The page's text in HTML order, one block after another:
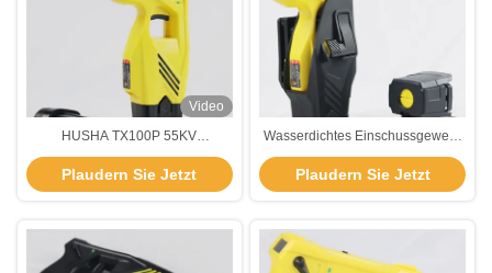
Video
HUSHA TX100P 55KV
Ausgangsspannung IP57
Wasserdichte Stun Gun mit 7
Meter Reichweite für
Plaudern Sie Jetzt
Wasserdichtes Einschussgewehr
der Polizei
Plaudern Sie Jetzt